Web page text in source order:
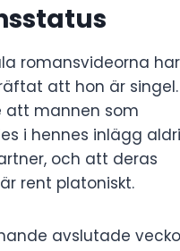
romansvideorna
att hon är singel.
att mannen som
i hennes inlägg
och att deras
rent platoniskt.
avslutade